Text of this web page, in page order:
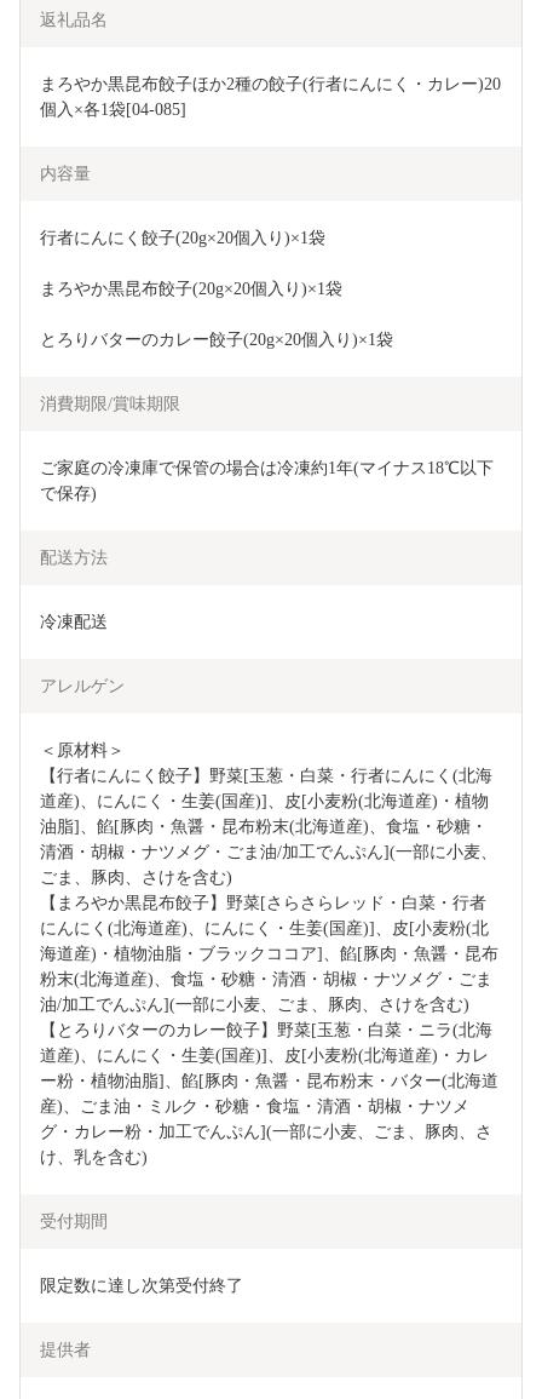
返礼品名
まろやか黒昆布餃子ほか2種の餃子(行者にんにく・カレー)20
個入×各1袋[04-085]
内容量
行者にんにく餃子(20g×20個入り)×1袋
まろやか黒昆布餃子(20g×20個入り)×1袋
とろりバターのカレー餃子(20g×20個入り)×1袋
消費期限/賞味期限
ご家庭の冷凍庫で保管の場合は冷凍約1年(マイナス18℃以下
で保存)
配送方法
冷凍配送
アレルゲン
＜原材料＞
【行者にんにく餃子】野菜[玉葱・白菜・行者にんにく(北海
道産)、にんにく・生姜(国産)]、皮[小麦粉(北海道産)・植物
油脂]、餡[豚肉・魚醤・昆布粉末(北海道産)、食塩・砂糖・
清酒・胡椒・ナツメグ・ごま油/加工でんぷん](一部に小麦、
ごま、豚肉、さけを含む)
【まろやか黒昆布餃子】野菜[さらさらレッド・白菜・行者
にんにく(北海道産)、にんにく・生姜(国産)]、皮[小麦粉(北
海道産)・植物油脂・ブラックココア]、餡[豚肉・魚醤・昆布
粉末(北海道産)、食塩・砂糖・清酒・胡椒・ナツメグ・ごま
油/加工でんぷん](一部に小麦、ごま、豚肉、さけを含む)
【とろりバターのカレー餃子】野菜[玉葱・白菜・ニラ(北海
道産)、にんにく・生姜(国産)]、皮[小麦粉(北海道産)・カレ
ー粉・植物油脂]、餡[豚肉・魚醤・昆布粉末・バター(北海道
産)、ごま油・ミルク・砂糖・食塩・清酒・胡椒・ナツメ
グ・カレー粉・加工でんぷん](一部に小麦、ごま、豚肉、さ
け、乳を含む)
受付期間
限定数に達し次第受付終了
提供者